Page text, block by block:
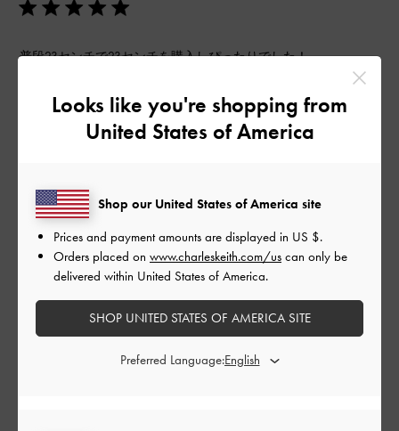
普段23センチで23センチを購入しぴったりでした！
とてもかわいいので出かけるのが楽しみです！
36/23cm |カラー: ブラック系
とてもよかった
品質
とてもよかった
もっと見る
Looks like you're shopping from
United States of America
Shop our United States of America site
Prices and payment amounts are displayed in US $.
Orders placed on www.charleskeith.com/us can only be
delivered within United States of America.
SHOP UNITED STATES OF AMERICA SITE
Preferred Language: